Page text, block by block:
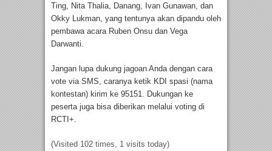
Ting, Nita Thalia, Danang, Ivan Gunawan, dan
Okky Lukman, yang tentunya akan dipandu oleh
pembawa acara Ruben Onsu dan Vega
Darwanti.
Jangan lupa dukung jagoan Anda dengan cara
vote via SMS, caranya ketik KDI spasi (nama
kontestan) kirim ke 95151. Dukungan ke
peserta juga bisa diberikan melalui voting di
RCTI+.
(Visited 102 times, 1 visits today)